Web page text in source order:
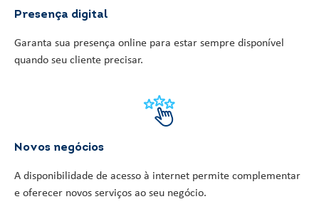
Presença digital
Garanta sua presença online para estar sempre disponível
quando seu cliente precisar.
Novos negócios
A disponibilidade de acesso à internet permite complementar
e oferecer novos serviços ao seu negócio.